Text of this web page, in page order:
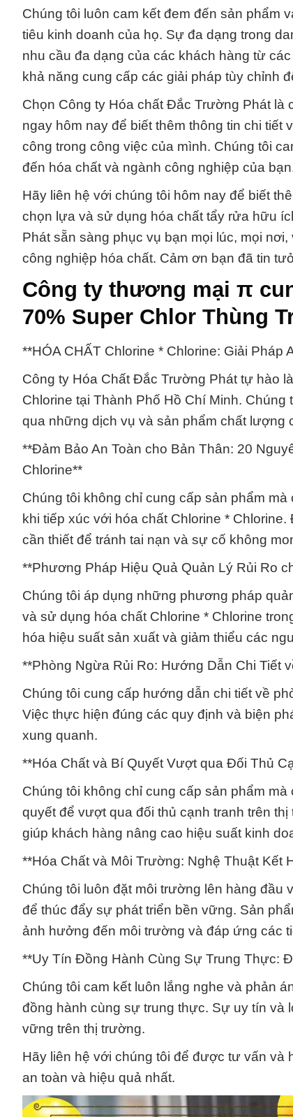
Chúng tôi luôn cam kết đem đến sản phẩm
tiêu kinh doanh của họ. Sự đa dạng trong
nhu cầu đa dạng của các khách hàng từ
khả năng cung cấp các giải pháp tùy chỉnh
Chọn Công ty Hóa chất Đắc Trường Phát
ngay hôm nay để biết thêm thông tin chi
công trong công việc của mình. Chúng tôi
đến hóa chất và ngành công nghiệp của
Hãy liên hệ với chúng tôi hôm nay để biết
chọn lựa và sử dụng hóa chất tẩy rửa hữu
Phát sẵn sàng phục vụ bạn mọi lúc, mọi
công nghiệp hóa chất. Cảm ơn bạn đã tin
Công ty thương mại π
70% Super Chlor Thùng
**HÓA CHẤT Chlorine * Chlorine: Giải
Công ty Hóa Chất Đắc Trường Phát tự hào
Chlorine tại Thành Phố Hồ Chí Minh.
qua những dịch vụ và sản phẩm chất lượng
**Đảm Bảo An Toàn cho Bản Thân: 20
Chlorine**
Chúng tôi không chỉ cung cấp sản phẩm
khi tiếp xúc với hóa chất Chlorine *
cần thiết để tránh tai nạn và sự cố không
**Phương Pháp Hiệu Quả Quản Lý Rủi Ro
Chúng tôi áp dụng những phương pháp
và sử dụng hóa chất Chlorine * Chlorine
hóa hiệu suất sản xuất và giảm thiểu các
**Phòng Ngừa Rủi Ro: Hướng Dẫn Chi Tiết
Chúng tôi cung cấp hướng dẫn chi tiết về
Việc thực hiện đúng các quy định và biện
xung quanh.
**Hóa Chất và Bí Quyết Vượt qua Đối Thủ
Chúng tôi không chỉ cung cấp sản phẩm
quyết để vượt qua đối thủ cạnh tranh trên
giúp khách hàng nâng cao hiệu suất kinh
**Hóa Chất và Môi Trường: Nghệ Thuật Kết
Chúng tôi luôn đặt môi trường lên hàng
để thúc đẩy sự phát triển bền vững. Sản
ảnh hưởng đến môi trường và đáp ứng các
**Uy Tín Đồng Hành Cùng Sự Trung Thực:
Chúng tôi cam kết luôn lắng nghe và phản
đồng hành cùng sự trung thực. Sự uy tín và
vững trên thị trường.
Hãy liên hệ với chúng tôi để được tư vấn và
an toàn và hiệu quả nhất.